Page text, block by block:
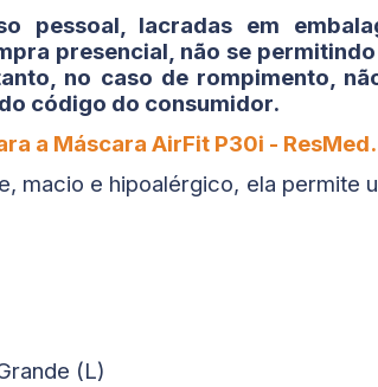
pessoal, lacradas em
presencial, não se
no caso de rompimento,
código do consumidor.
a Máscara AirFit P30i - ResMed.
macio e hipoalérgico, ela permite
(L)